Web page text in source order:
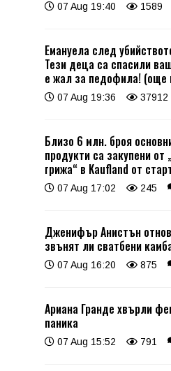
07 Aug 19:40 1589
Емануела след
Тези деца са спасили
е жал за педофила! (още
07 Aug 19:36 37912
Близо 6 млн. броя
продукти са закупени от
грижа“ в Kaufland от
07 Aug 17:02 245
Дженифър Анистън
звънят ли сватбени
07 Aug 16:20 875
Ариана Гранде хвърли
паника
07 Aug 15:52 791